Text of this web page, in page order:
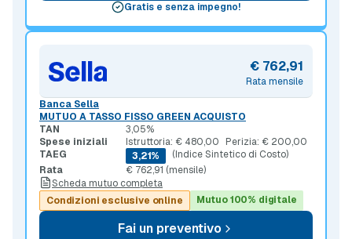
Gratis e senza impegno!
Rata mensile
€ 762,91
Banca Sella
MUTUO A TASSO FISSO GREEN ACQUISTO
TAN
3,05%
Spese iniziali
Istruttoria: € 480,00
Perizia: € 200,00
TAEG
3,21%
(Indice Sintetico di Costo)
Rata
€ 762,91 (mensile)
Scheda mutuo completa
Condizioni esclusive online
Mutuo 100% digitale
Fai un preventivo